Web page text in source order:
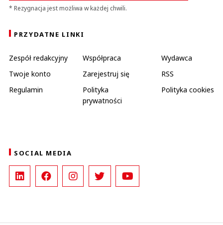
* Rezygnacja jest możliwa w każdej chwili.
PRZYDATNE LINKI
Zespół redakcyjny Współpraca
Wydawca
Twoje konto
Zarejestruj się
RSS
Regulamin
Polityka
prywatności
Polityka cookies
SOCIAL MEDIA